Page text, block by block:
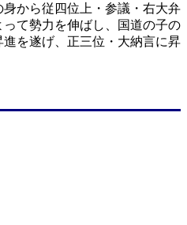
から従四位上・参議・右大弁
て勢力を伸ばし、国道の子の
を遂げ、正三位・大納言に昇